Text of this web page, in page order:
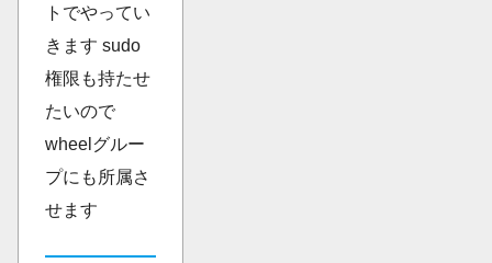
トでやってい
きます sudo
権限も持たせ
たいので
wheelグルー
プにも所属さ
せます